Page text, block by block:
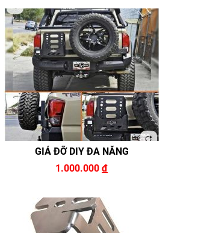
GIÁ ĐỠ DIY ĐA NĂNG
1.000.000đ